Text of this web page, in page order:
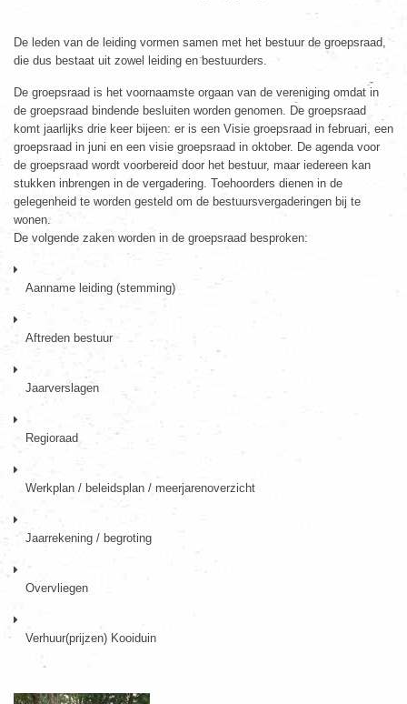
De leden van de leiding vormen samen met het bestuur de groepsraad,
die dus bestaat uit zowel leiding en bestuurders.
De groepsraad is het voornaamste orgaan van de vereniging omdat in
de groepsraad bindende besluiten worden genomen. De groepsraad
komt jaarlijks drie keer bijeen: er is een Visie groepsraad in februari, een
groepsraad in juni en een visie groepsraad in oktober. De agenda voor
de groepsraad wordt voorbereid door het bestuur, maar iedereen kan
stukken inbrengen in de vergadering. Toehoorders dienen in de
gelegenheid te worden gesteld om de bestuursvergaderingen bij te
wonen.
De volgende zaken worden in de groepsraad besproken:
Aanname leiding (stemming)
Aftreden bestuur
Jaarverslagen
Regioraad
Werkplan / beleidsplan / meerjarenoverzicht
Jaarrekening / begroting
Overvliegen
Verhuur(prijzen) Kooiduin